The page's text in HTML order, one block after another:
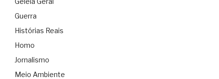
Guerra
Histórias Reais
Homo
Jornalismo
Meio Ambiente